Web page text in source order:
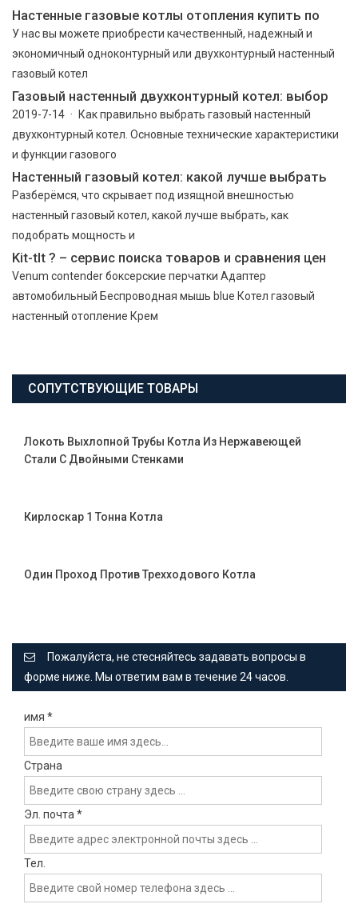
Настенные газовые котлы отопления купить по
У нас вы можете приобрести качественный, надежный и
экономичный одноконтурный или двухконтурный настенный
газовый котел
Газовый настенный двухконтурный котел: выбор
2019-7-14 · Как правильно выбрать газовый настенный
двухконтурный котел. Основные технические характеристики
и функции газового
Настенный газовый котел: какой лучше выбрать
Разберёмся, что скрывает под изящной внешностью
настенный газовый котел, какой лучше выбрать, как
подобрать мощность и
Kit-tlt ? – сервис поиска товаров и сравнения цен
Venum contender боксерские перчатки Адаптер
автомобильный Беспроводная мышь blue Котел газовый
настенный отопление Крем
СОПУТСТВУЮЩИЕ ТОВАРЫ
Локоть Выхлопной Трубы Котла Из Нержавеющей
Стали С Двойными Стенками
Кирлоскар 1 Тонна Котла
Один Проход Против Трехходового Котла
Пожалуйста, не стесняйтесь задавать вопросы в
форме ниже. Мы ответим вам в течение 24 часов.
имя *
Страна
Эл. почта *
Тел.